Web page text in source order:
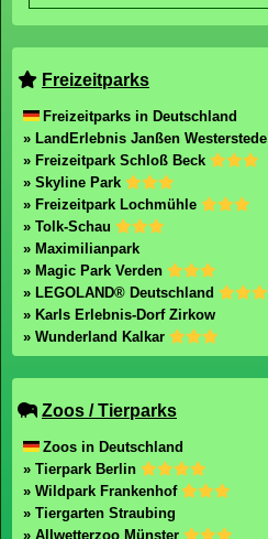
Freizeitparks
Freizeitparks in Deutschland
» LandErlebnis Janßen Westerstede
» Freizeitpark Schloß Beck
» Skyline Park
» Freizeitpark Lochmühle
» Tolk-Schau
» Maximilianpark
» Magic Park Verden
» LEGOLAND® Deutschland
» Karls Erlebnis-Dorf Zirkow
» Wunderland Kalkar
Zoos / Tierparks
Zoos in Deutschland
» Tierpark Berlin
» Wildpark Frankenhof
» Tiergarten Straubing
» Allwetterzoo Münster